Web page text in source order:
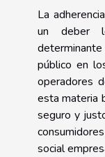
La
un deber
público en
operadores
esta materia
seguro y
social